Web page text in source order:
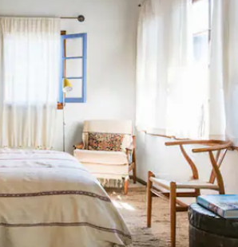
nach oben und unten oder erkunde die